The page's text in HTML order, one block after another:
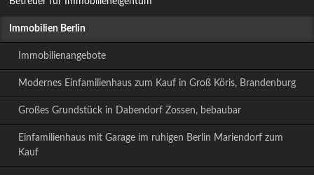
Immobilien Berlin
Immobilienangebote
Modernes Einfamilienhaus zum Kauf in Groß Köris, Brandenburg
Großes Grundstück in Dabendorf Zossen, bebaubar
Einfamilienhaus mit Garage im ruhigen Berlin Mariendorf zum
Kauf